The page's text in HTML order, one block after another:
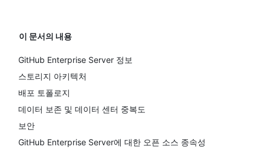
이 문서의 내용
GitHub Enterprise Server 정보
스토리지 아키텍처
배포 토폴로지
데이터 보존 및 데이터 센터 중복도
보안
GitHub Enterprise Server에 대한 오픈 소스 종속성